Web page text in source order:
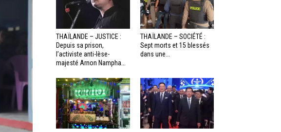
THAÏLANDE – JUSTICE :
Depuis sa prison,
l’activiste anti-lèse-
majesté Arnon Nampha...
THAÏLANDE – SOCIÉTÉ :
Sept morts et 15 blessés
dans une...